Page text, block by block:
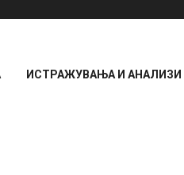
ИСТРАЖУВАЊА И АНАЛИЗИ